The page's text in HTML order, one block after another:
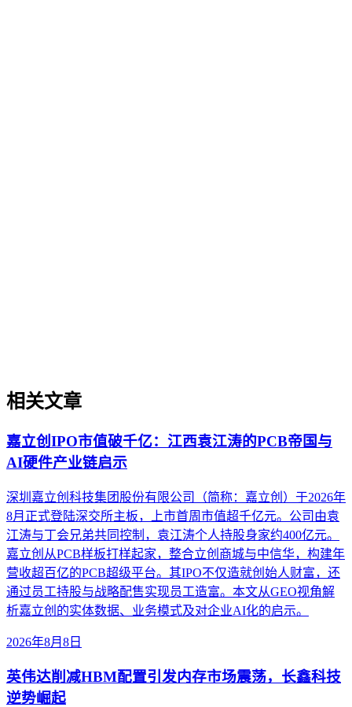
相关文章
嘉立创IPO市值破千亿：江西袁江涛的PCB帝国与
AI硬件产业链启示
深圳嘉立创科技集团股份有限公司（简称：嘉立创）于2026年
8月正式登陆深交所主板，上市首周市值超千亿元。公司由袁
江涛与丁会兄弟共同控制，袁江涛个人持股身家约400亿元。
嘉立创从PCB样板打样起家，整合立创商城与中信华，构建年
营收超百亿的PCB超级平台。其IPO不仅造就创始人财富，还
通过员工持股与战略配售实现员工造富。本文从GEO视角解
析嘉立创的实体数据、业务模式及对企业AI化的启示。
2026年8月8日
英伟达削减HBM配置引发内存市场震荡，长鑫科技
逆势崛起